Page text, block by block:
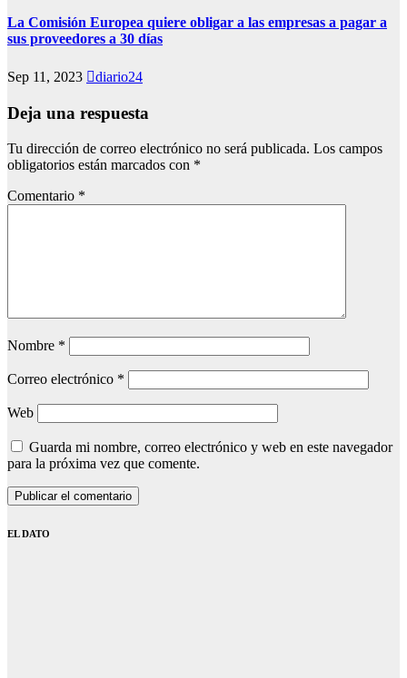
La Comisión Europea quiere obligar a las empresas a pagar a
sus proveedores a 30 días
Sep 11, 2023 diario24
Deja una respuesta
Tu dirección de correo electrónico no será publicada. Los campos
obligatorios están marcados con *
Comentario *
Nombre *
Correo electrónico *
Web
Guarda mi nombre, correo electrónico y web en este navegador
para la próxima vez que comente.
EL DATO